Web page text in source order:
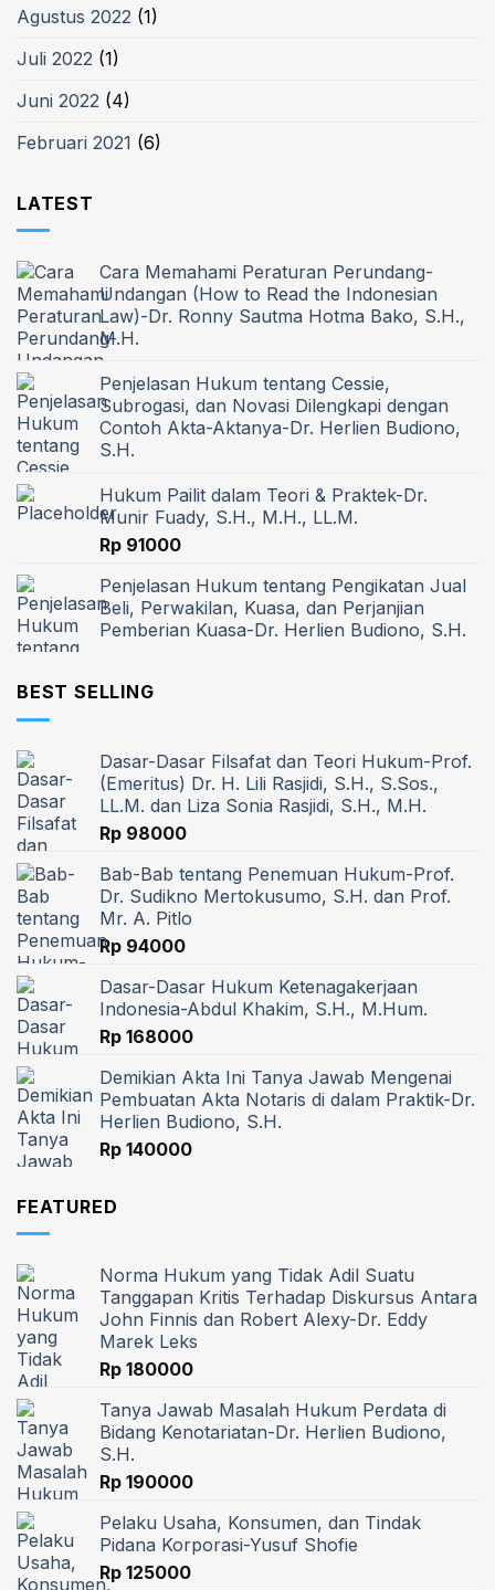
Agustus 2022 (1)
Juli 2022 (1)
Juni 2022 (4)
Februari 2021 (6)
LATEST
Cara Memahami Peraturan Perundang-
Undangan (How to Read the Indonesian
Law)-Dr. Ronny Sautma Hotma Bako, S.H.,
M.H.
Penjelasan Hukum tentang Cessie,
Subrogasi, dan Novasi Dilengkapi dengan
Contoh Akta-Aktanya-Dr. Herlien Budiono,
S.H.
Hukum Pailit dalam Teori & Praktek-Dr.
Munir Fuady, S.H., M.H., LL.M.
Rp 91000
Penjelasan Hukum tentang Pengikatan Jual
Beli, Perwakilan, Kuasa, dan Perjanjian
Pemberian Kuasa-Dr. Herlien Budiono, S.H.
BEST SELLING
Dasar-Dasar Filsafat dan Teori Hukum-Prof.
(Emeritus) Dr. H. Lili Rasjidi, S.H., S.Sos.,
LL.M. dan Liza Sonia Rasjidi, S.H., M.H.
Rp 98000
Bab-Bab tentang Penemuan Hukum-Prof.
Dr. Sudikno Mertokusumo, S.H. dan Prof.
Mr. A. Pitlo
Rp 94000
Dasar-Dasar Hukum Ketenagakerjaan
Indonesia-Abdul Khakim, S.H., M.Hum.
Rp 168000
Demikian Akta Ini Tanya Jawab Mengenai
Pembuatan Akta Notaris di dalam Praktik-Dr.
Herlien Budiono, S.H.
Rp 140000
FEATURED
Norma Hukum yang Tidak Adil Suatu
Tanggapan Kritis Terhadap Diskursus Antara
John Finnis dan Robert Alexy-Dr. Eddy
Marek Leks
Rp 180000
Tanya Jawab Masalah Hukum Perdata di
Bidang Kenotariatan-Dr. Herlien Budiono,
S.H.
Rp 190000
Pelaku Usaha, Konsumen, dan Tindak
Pidana Korporasi-Yusuf Shofie
Rp 125000